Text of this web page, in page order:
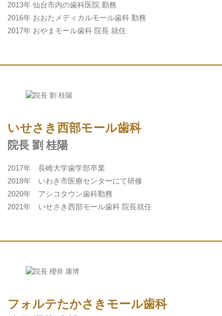
2013年 仙台市内の歯科医院 勤務
2016年 おおたメディカルモール歯科 勤務
2017年 おやまモール歯科 院長 就任
いせさき西部モール歯科
院長 劉 桂陽
2017年 長崎大学歯学部卒業
2018年 いわき市医療センターにて研修
2020年 アシコタウン歯科勤務
2021年 いせさき西部モール歯科 院長就任
フォルテたかさきモール歯科